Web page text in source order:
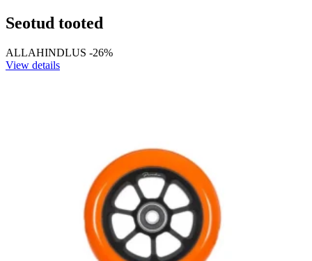
Seotud tooted
ALLAHINDLUS -26%
View details